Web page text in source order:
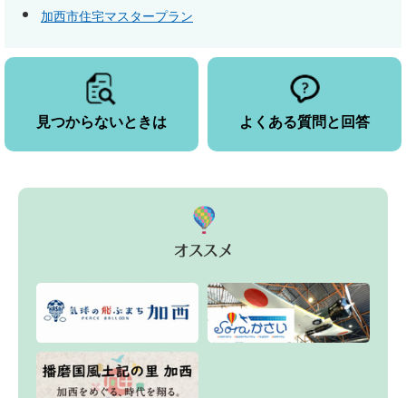
加西市住宅マスタープラン
見つからないときは よくある質問と回答